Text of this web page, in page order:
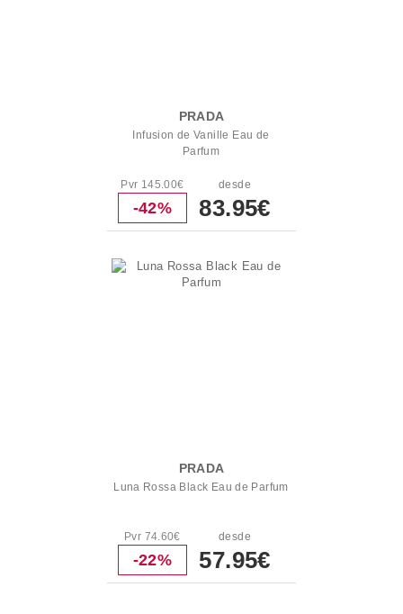
PRADA
Infusion de Vanille Eau de
Parfum
Pvr 145.00€
-42%
desde
83.95€
PRADA
Luna Rossa Black Eau de Parfum
Pvr 74.60€
-22%
desde
57.95€